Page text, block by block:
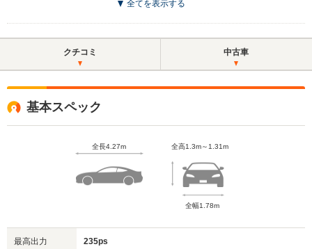
全てを表示する
クチコミ 中古車
基本スペック
全長4.27m 全高1.3m～1.31m
全幅1.78m
最高出力 235ps